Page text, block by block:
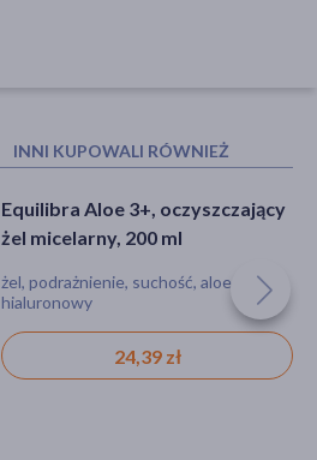
INNI KUPOWALI RÓWNIEŻ
Equilibra Aloe 3+, oczyszczający
żel micelarny, 200 ml
żel, podrażnienie, suchość, aloes, kwas
hialuronowy
24,39 zł
Ziajka, emulsja wodoodporna
dla dzieci, SPF 50+, 125 ml
emulsja, ochrona przeciwsłoneczna, dla
wegetarian, dla wegan
22,99 zł